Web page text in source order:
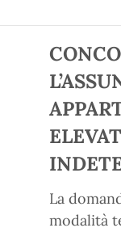
La
modalità